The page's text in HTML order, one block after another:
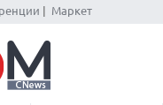
Маркет